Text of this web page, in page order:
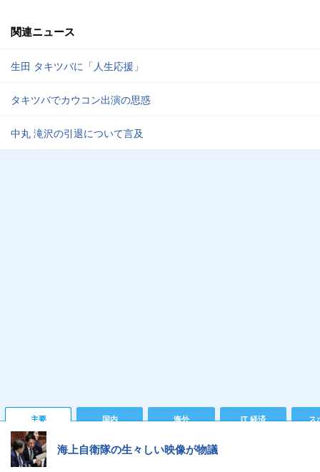
関連ニュース
生田 タキツバに「人生応援」
タキツバでカウコン出演の思惑
中丸 滝沢の引退について言及
主要 国内 海外 IT 経済 ス
海上自衛隊の生々しい映像が物議